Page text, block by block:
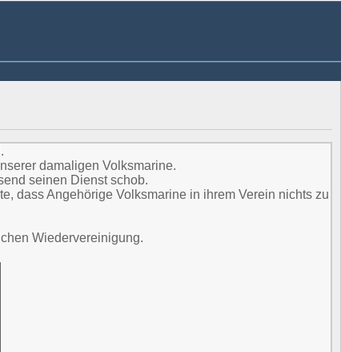
damaligen Volksmarine.
seinen Dienst schob.
dass Angehörige Volksmarine in ihrem Verein nichts zu
Wiedervereinigung.